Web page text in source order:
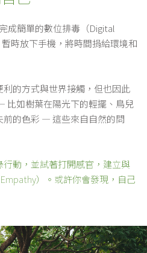
成簡單的數位排毒（Digital
時放下手機，將時間捐給環境和
的方式與世界接觸，但也因此
比如樹葉在陽光下的輕擺、鳥兒
前的色彩 — 這些來自自然的問
動，並試著打開感官，建立與
）。或許你會發現，自己